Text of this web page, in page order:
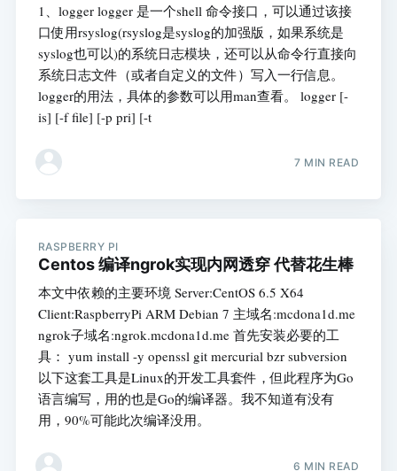
1、logger logger 是一个shell 命令接口，可以通过该接
口使用rsyslog(rsyslog是syslog的加强版，如果系统是
syslog也可以)的系统日志模块，还可以从命令行直接向
系统日志文件（或者自定义的文件）写入一行信息。
logger的用法，具体的参数可以用man查看。 logger [-
is] [-f file] [-p pri] [-t
7 MIN READ
RASPBERRY PI
Centos 编译ngrok实现内网透穿 代替花生棒
本文中依赖的主要环境 Server:CentOS 6.5 X64
Client:RaspberryPi ARM Debian 7 主域名:mcdona1d.me
ngrok子域名:ngrok.mcdona1d.me 首先安装必要的工
具： yum install -y openssl git mercurial bzr subversion
以下这套工具是Linux的开发工具套件，但此程序为Go
语言编写，用的也是Go的编译器。我不知道有没有
用，90%可能此次编译没用。
6 MIN READ